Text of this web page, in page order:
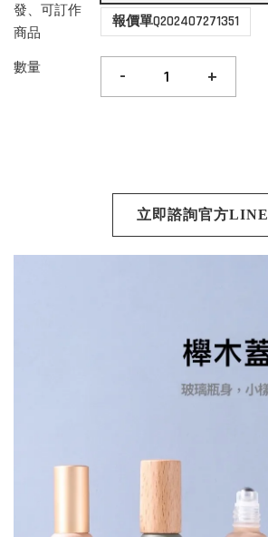
發、可訂作
商品
報價單Q202407271351
數量 - +
立即諮詢官方LINE